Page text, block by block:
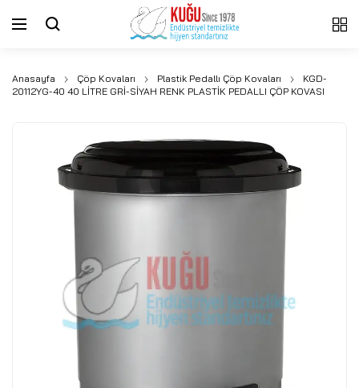
Anasayfa Çöp Kovaları Plastik Pedallı Çöp Kovaları
KGD-
20112YG-40 40 LİTRE GRİ-SİYAH RENK PLASTİK PEDALLI ÇÖP KOVASI